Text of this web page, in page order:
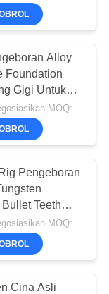
68
inti
Alloy
Foundation
Gigi Untuk
dapat dinegosiasikan MOQ:Satu unit
Pengeboran
Teeth
Alat Bor Batu
Cina Asli